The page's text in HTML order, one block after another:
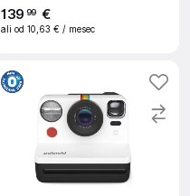
139 99 €
ali od 10,63 € / mesec